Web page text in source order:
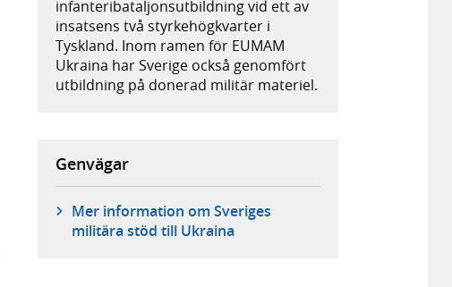
infanteribataljonsutbildning vid ett av
insatsens två styrkehögkvarter i
Tyskland. Inom ramen för EUMAM
Ukraina har Sverige också genomfört
utbildning på donerad militär materiel.
Genvägar
Mer information om Sveriges
militära stöd till Ukraina